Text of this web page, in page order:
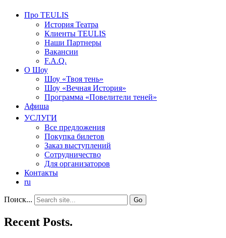
Про TEULIS
История Театра
Клиенты TEULIS
Наши Партнеры
Вакансии
F.A.Q.
О Шоу
Шоу «Твоя тень»
Шоу «Вечная История»
Программа «Повелители теней»
Афиша
УСЛУГИ
Все предложения
Покупка билетов
Заказ выступлений
Сотрудничество
Для организаторов
Контакты
ru
Поиск...
Recent Posts.